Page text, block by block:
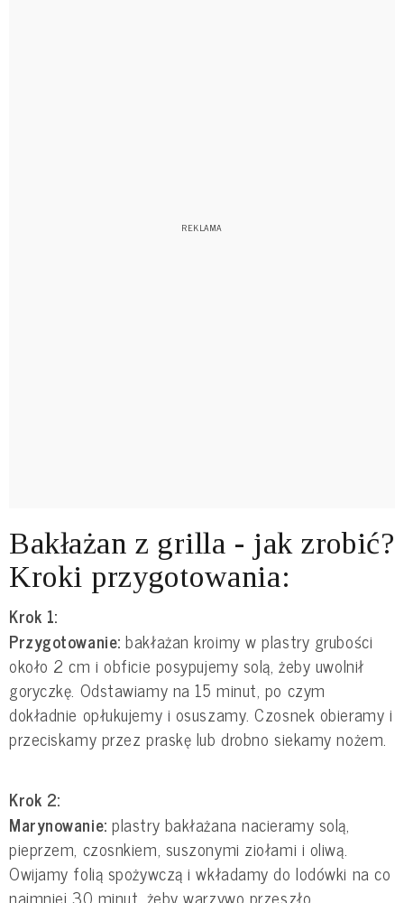
Bakłażan z grilla - jak zrobić?
Kroki przygotowania:
Krok 1:
Przygotowanie: bakłażan kroimy w plastry grubości
około 2 cm i obficie posypujemy solą, żeby uwolnił
goryczkę. Odstawiamy na 15 minut, po czym
dokładnie opłukujemy i osuszamy. Czosnek obieramy i
przeciskamy przez praskę lub drobno siekamy nożem.
Krok 2:
Marynowanie: plastry bakłażana nacieramy solą,
pieprzem, czosnkiem, suszonymi ziołami i oliwą.
Owijamy folią spożywczą i wkładamy do lodówki na co